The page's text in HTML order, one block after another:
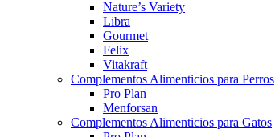
Nature’s Variety
Libra
Gourmet
Felix
Vitakraft
Complementos Alimenticios para Perros
Pro Plan
Menforsan
Complementos Alimenticios para Gatos